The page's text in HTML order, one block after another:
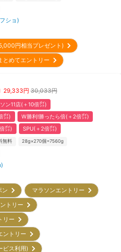
ショ)
円相当プレゼント)
とめてエントリー
29,333円 30,033円
ン11店(＋10倍㌽)
㌽)
W勝利!勝ったら倍(＋2倍㌽)
㌽)
SPU(＋2倍㌽)
無料 28g×270個=7560g
ン
マラソンエントリー
ントリー
リー
ントリー
ビス利用)